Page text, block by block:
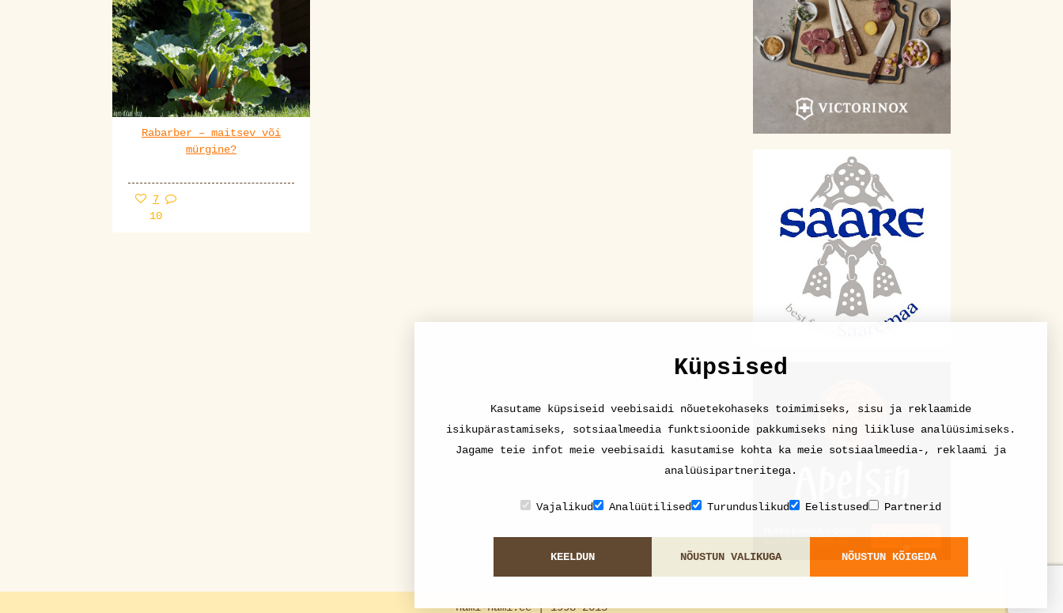
Rabarber – maitsev või
mürgine?
7
10
nami-nami.ee | 1998-2015
Küpsised
Kasutame küpsiseid veebisaidi nõuetekohaseks toimimiseks, sisu ja reklaamide
isikupärastamiseks, sotsiaalmeedia funktsioonide pakkumiseks ning liikluse analüüsimiseks.
Jagame teie infot meie veebisaidi kasutamise kohta ka meie sotsiaalmeedia-, reklaami ja
analüüsipartneritega.
Vajalikud Analüütilised Turunduslikud Eelistused Partnerid
KEELDUN NÕUSTUN VALIKUGA NÕUSTUN KÕIGEDA